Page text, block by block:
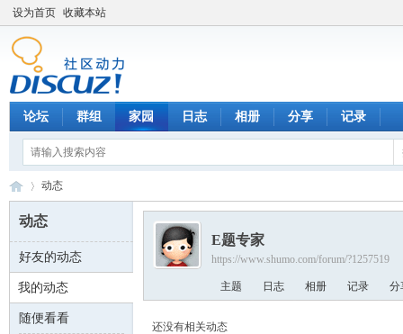
设为首页 收藏本站
论坛 群组 家园 日志 相册 分享 记录
数 ›
动态
动态
好友的动态
我的动态
随便看看
E题专家
https://www.shumo.com/forum/?1257519
主题 日志 相册 记录 分
还没有相关动态